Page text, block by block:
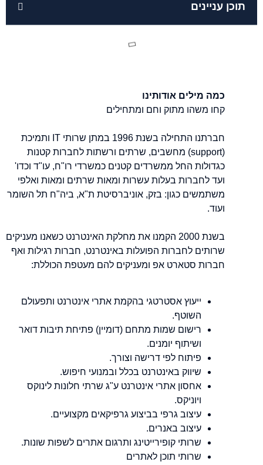
תוכן עניינים
כמה מילים אודותינו
קחו משהו מתוק וחם ומתחילים
חברתנו התחילה בשנת 1996 במתן שרותי IT ותמיכת
(support) מחשבים, שרתים ורשתות לחברות קטנות
כגדולות החל ממשרדים קטנים כמשרדי רו"ח, עו"ד וכדו'
ועד לחברות בעלות עשרות ומאות שרתים ומאות ואלפי
משתמשים כגון: בזק, אוניברסיטת ת"א, ביה"ח תל השומר
ועוד.
בשנת 2000 הקמנו את מחלקת האינטרנט כשאנו מעניקים
שרותים לחברות הפועלות באינטרנט, חברות רגילות ואף
חברות סטארט אפ ומעניקים להם מעטפת הכוללת:
ייעוץ אסטרטגי בהקמת אתרי אינטרנט ותפעולם
השוטף.
רישום שמות מתחם (דומיין) פתיחת תיבות דואר
ושיתוף יומנים.
פיתוח לפי דרישה וצורך.
שיווק באינטרנט בכלל ובמנועי חיפוש.
אחסון אתרי אינטרנט ע"ג שרתי חלונות לינוקס
ויוניקס.
עיצוב גרפי בביצוע גרפיקאים מקצועיים.
עיצוב באנרים.
שרותי קופירייטינג ותרגום אתרים לשפות שונות.
שרותי תוכן לאתרים